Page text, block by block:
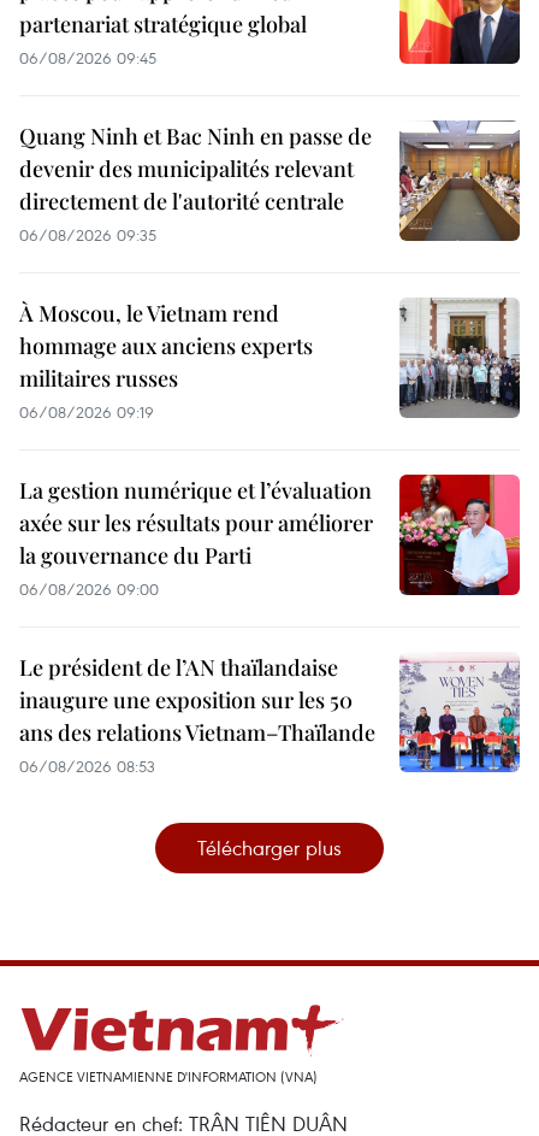
partenariat stratégique global
06/08/2026 09:45
Quang Ninh et Bac Ninh en passe de
devenir des municipalités relevant
directement de l'autorité centrale
06/08/2026 09:35
À Moscou, le Vietnam rend
hommage aux anciens experts
militaires russes
06/08/2026 09:19
La gestion numérique et l’évaluation
axée sur les résultats pour améliorer
la gouvernance du Parti
06/08/2026 09:00
Le président de l’AN thaïlandaise
inaugure une exposition sur les 50
ans des relations Vietnam–Thaïlande
06/08/2026 08:53
Télécharger plus
AGENCE VIETNAMIENNE D'INFORMATION (VNA)
Rédacteur en chef: TRÂN TIÊN DUÂN